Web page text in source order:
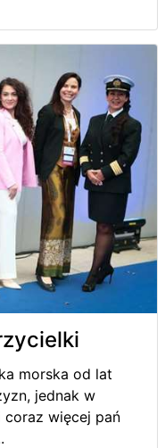
morska od lat
jednak w
więcej pań